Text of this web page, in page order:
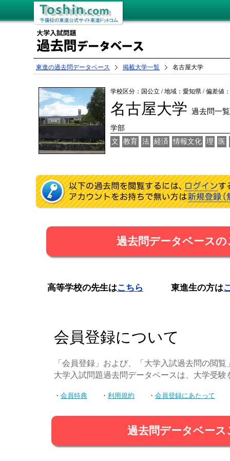
名古屋大学過去問題・解答・解説掲載一覧 大
学入試問題過去問データベース
東進の過去問データベース 掲載大学一覧 名古屋大学
学校区分：国公立 / 地域：愛知県 / 偏差値
名古屋大学 過去問一覧
学部
文
教育 法 経済 情報文化 理 医
過去問データベース
高等学校の先生はこちら 東進生の方は
会員登録について
「会員登録」および、「大学入試過去問の閲
大学入試問題過去問データベースは、大学受
・ 会員特典 ・ 利用規約 ・ 会員登録にあたって
過去問データベー